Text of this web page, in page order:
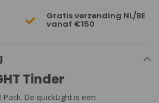
Gratis verzending NL/BE
vanaf €150
Tinder
Pack. De quickLight is een